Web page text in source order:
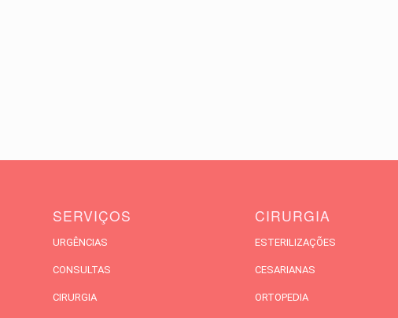
SERVIÇOS
URGÊNCIAS
CONSULTAS
CIRURGIA
CIRURGIA
ESTERILIZAÇÕES
CESARIANAS
ORTOPEDIA